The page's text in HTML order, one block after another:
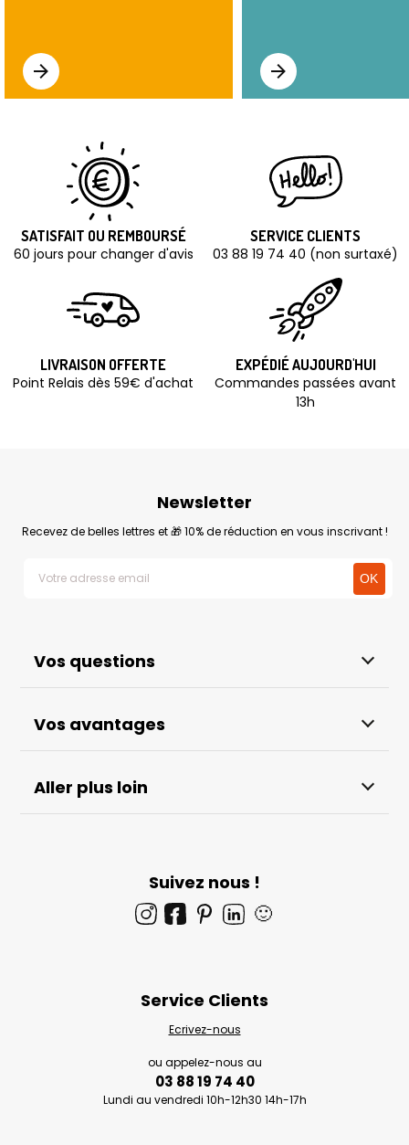
SATISFAIT OU REMBOURSÉ
60 jours pour changer d'avis
SERVICE CLIENTS
03 88 19 74 40 (non surtaxé)
LIVRAISON OFFERTE
Point Relais dès 59€ d'achat
EXPÉDIÉ AUJOURD'HUI
Commandes passées avant
13h
Vos questions
Vos avantages
Aller plus loin
Newsletter
Recevez de belles lettres et 🎁 10% de réduction en vous inscrivant !
Suivez nous !
🙂
Service Clients
Ecrivez-nous
ou appelez-nous au
03 88 19 74 40
Lundi au vendredi 10h-12h30 14h-17h